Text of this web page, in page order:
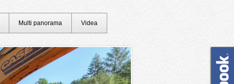
Multi panorama Videa